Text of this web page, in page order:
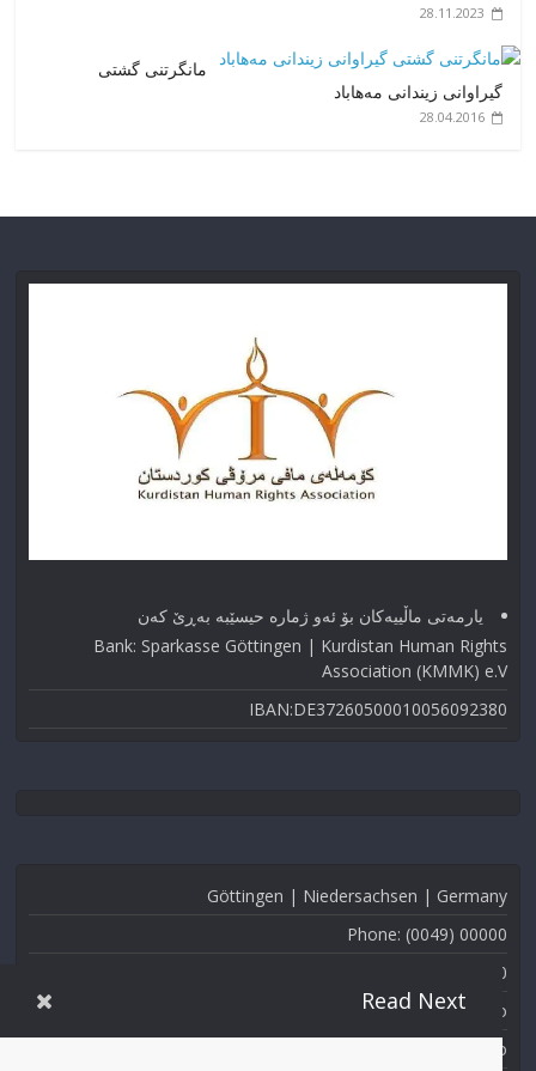
28.11.2023
مانگرتنی گشتی
گیراوانی زیندانی مەهاباد
28.04.2016
یارمەتی ماڵییەکان بۆ ئەو ژماره حیسێبە بەڕێ کەن
Bank: Sparkasse Göttingen | Kurdistan Human Rights
Association (KMMK) e.V
IBAN:DE37260500010056092380
Göttingen | Niedersachsen | Germany
Phone: (0049) 00000
Fax: (0049) 000-000
Email: info@kmmk.info
Website: www.kmmk.info
Read Next